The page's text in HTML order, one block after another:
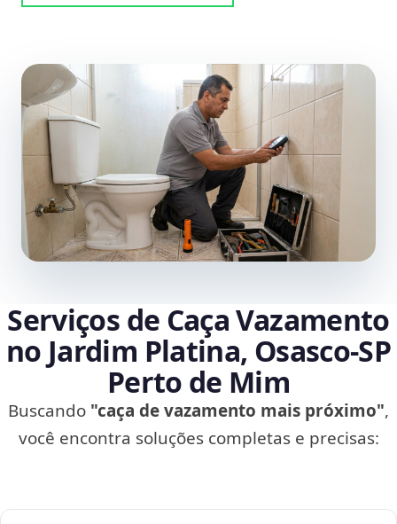
Serviços de Caça Vazamento
no Jardim Platina, Osasco‑SP
Perto de Mim
Buscando "caça de vazamento mais próximo",
você encontra soluções completas e precisas: